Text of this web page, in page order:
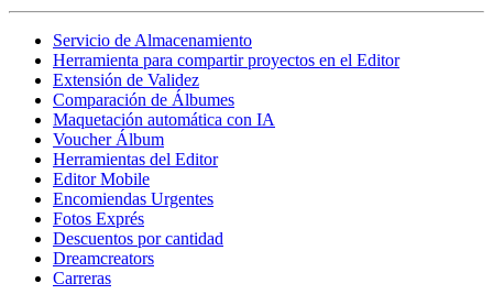
Servicio de Almacenamiento
Herramienta para compartir proyectos en el Editor
Extensión de Validez
Comparación de Álbumes
Maquetación automática con IA
Voucher Álbum
Herramientas del Editor
Editor Mobile
Encomiendas Urgentes
Fotos Exprés
Descuentos por cantidad
Dreamcreators
Carreras